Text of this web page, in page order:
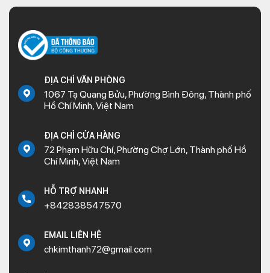
ĐỊA CHỈ VĂN PHÒNG
1067 Tạ Quang Bửu, Phường Bình Đông, Thành phố
Hồ Chí Minh, Việt Nam
ĐỊA CHỈ CỬA HÀNG
72 Phạm Hữu Chí, Phường Chợ Lớn, Thành phố Hồ
Chí Minh, Việt Nam
HỖ TRỢ NHANH
+842838547570
EMAIL LIÊN HỆ
chkimthanh72@gmail.com